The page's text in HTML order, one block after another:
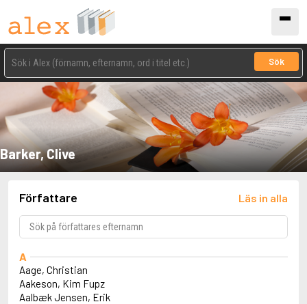
Sök
Barker, Clive
Författare Läs in alla
A
Aage, Christian
Aakeson, Kim Fupz
Aalbæk Jensen, Erik